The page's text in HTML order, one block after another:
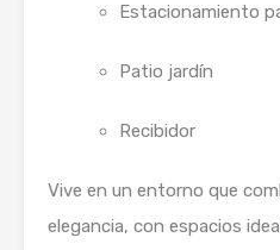
Estacionamiento
Patio jardín
Recibidor
Vive en un entorno que
elegancia, con espacios